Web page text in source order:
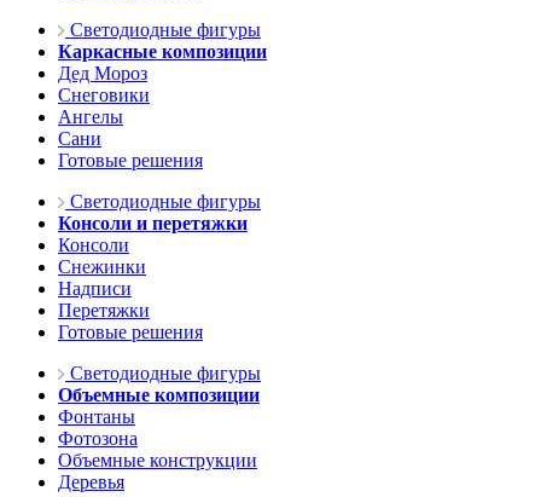
Светодиодные фигуры
Каркасные композиции
Дед Мороз
Снеговики
Ангелы
Сани
Готовые решения
Светодиодные фигуры
Консоли и перетяжки
Консоли
Снежинки
Надписи
Перетяжки
Готовые решения
Светодиодные фигуры
Объемные композиции
Фонтаны
Фотозона
Объемные конструкции
Деревья